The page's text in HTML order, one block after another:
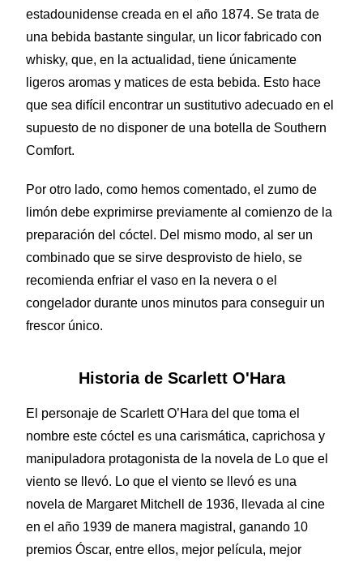
estadounidense creada en el año 1874. Se trata de
una bebida bastante singular, un licor fabricado con
whisky, que, en la actualidad, tiene únicamente
ligeros aromas y matices de esta bebida. Esto hace
que sea difícil encontrar un sustitutivo adecuado en el
supuesto de no disponer de una botella de Southern
Comfort.
Por otro lado, como hemos comentado, el zumo de
limón debe exprimirse previamente al comienzo de la
preparación del cóctel. Del mismo modo, al ser un
combinado que se sirve desprovisto de hielo, se
recomienda enfriar el vaso en la nevera o el
congelador durante unos minutos para conseguir un
frescor único.
Historia de Scarlett O'Hara
El personaje de Scarlett O’Hara del que toma el
nombre este cóctel es una carismática, caprichosa y
manipuladora protagonista de la novela de Lo que el
viento se llevó. Lo que el viento se llevó es una
novela de Margaret Mitchell de 1936, llevada al cine
en el año 1939 de manera magistral, ganando 10
premios Óscar, entre ellos, mejor película, mejor